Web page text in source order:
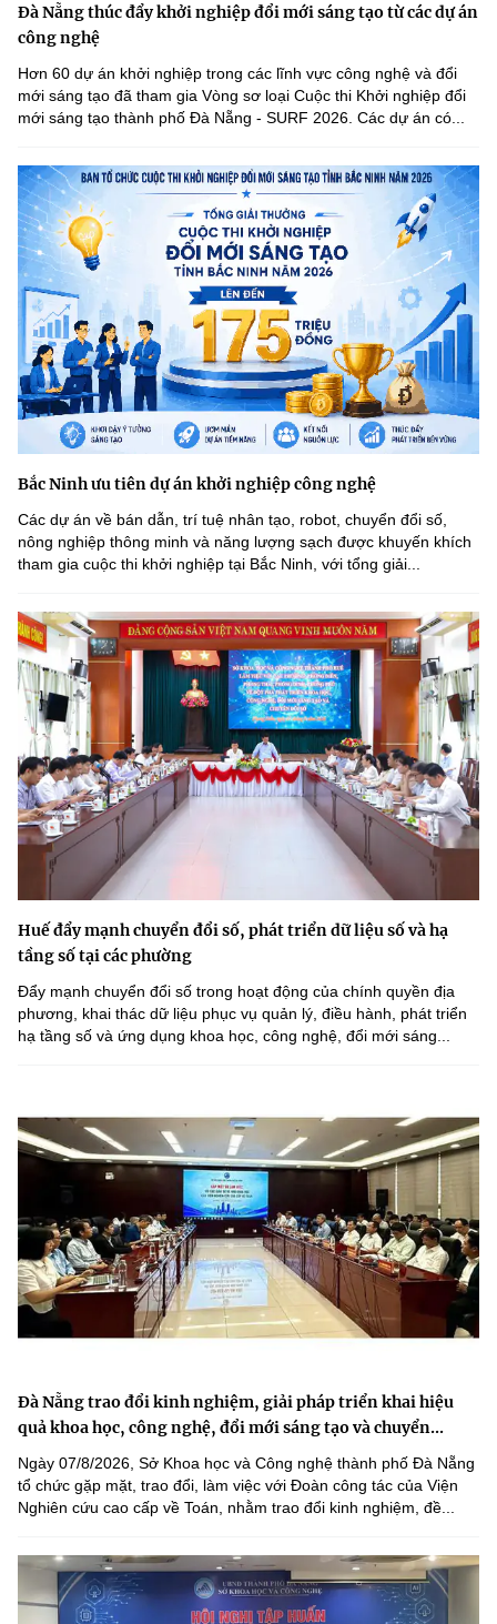
Đà Nẵng thúc đẩy khởi nghiệp đổi mới sáng tạo từ các dự án
công nghệ
Hơn 60 dự án khởi nghiệp trong các lĩnh vực công nghệ và đổi
mới sáng tạo đã tham gia Vòng sơ loại Cuộc thi Khởi nghiệp đổi
mới sáng tạo thành phố Đà Nẵng - SURF 2026. Các dự án có...
Bắc Ninh ưu tiên dự án khởi nghiệp công nghệ
Các dự án về bán dẫn, trí tuệ nhân tạo, robot, chuyển đổi số,
nông nghiệp thông minh và năng lượng sạch được khuyến khích
tham gia cuộc thi khởi nghiệp tại Bắc Ninh, với tổng giải...
Huế đẩy mạnh chuyển đổi số, phát triển dữ liệu số và hạ
tầng số tại các phường
Đẩy mạnh chuyển đổi số trong hoạt động của chính quyền địa
phương, khai thác dữ liệu phục vụ quản lý, điều hành, phát triển
hạ tầng số và ứng dụng khoa học, công nghệ, đổi mới sáng...
Đà Nẵng trao đổi kinh nghiệm, giải pháp triển khai hiệu
quả khoa học, công nghệ, đổi mới sáng tạo và chuyển...
Ngày 07/8/2026, Sở Khoa học và Công nghệ thành phố Đà Nẵng
tổ chức gặp mặt, trao đổi, làm việc với Đoàn công tác của Viện
Nghiên cứu cao cấp về Toán, nhằm trao đổi kinh nghiệm, đề...